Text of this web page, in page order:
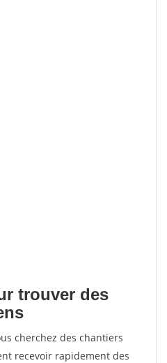
trouver des
cherchez des chantiers
recevoir rapidement des